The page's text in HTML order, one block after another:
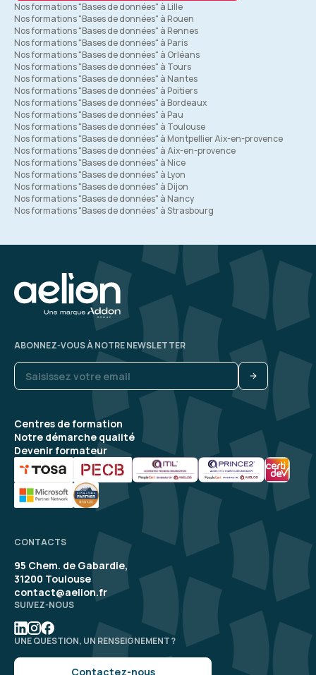
Nos formations "Bases de données" à Lille
Nos formations "Bases de données" à Rouen
Nos formations "Bases de données" à Rennes
Nos formations "Bases de données" à Paris
Nos formations "Bases de données" à Orléans
Nos formations "Bases de données" à Tours
Nos formations "Bases de données" à Nantes
Nos formations "Bases de données" à Poitiers
Nos formations "Bases de données" à Bordeaux
Nos formations "Bases de données" à Pau
Nos formations "Bases de données" à Toulouse
Nos formations "Bases de données" à Montpellier Aix-en-provence
Nos formations "Bases de données" à Aix-en-provence
Nos formations "Bases de données" à Nice
Nos formations "Bases de données" à Lyon
Nos formations "Bases de données" à Dijon
Nos formations "Bases de données" à Nancy
Nos formations "Bases de données" à Strasbourg
Centres de formation
Notre démarche qualité
Devenir formateur
ABONNEZ-VOUS À NOTRE NEWSLETTER
CONTACTS
95 Chem. de Gabardie,
31200 Toulouse
contact@aelion.fr
SUIVEZ-NOUS
UNE QUESTION, UN RENSEIGNEMENT ?
Contactez-nous